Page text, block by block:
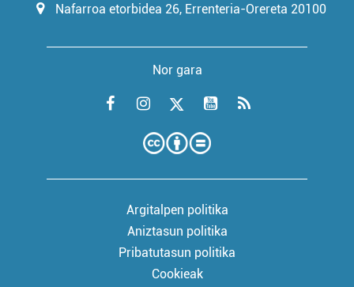
Nafarroa etorbidea 26, Errenteria-Orereta 20100
Nor gara
Argitalpen politika
Aniztasun politika
Pribatutasun politika
Cookieak